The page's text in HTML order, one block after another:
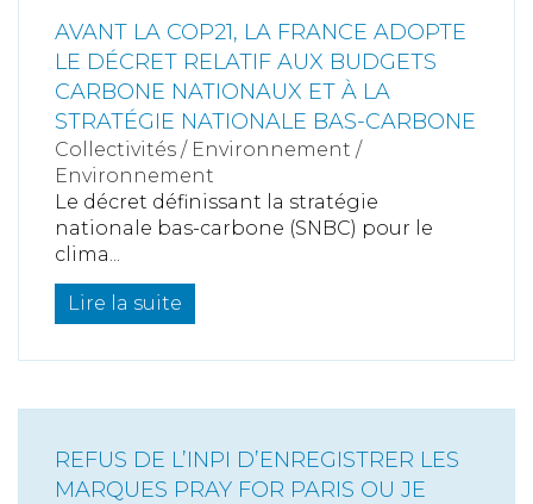
AVANT LA COP21, LA FRANCE ADOPTE
LE DÉCRET RELATIF AUX BUDGETS
CARBONE NATIONAUX ET À LA
STRATÉGIE NATIONALE BAS-CARBONE
Collectivités / Environnement /
Environnement
Le décret définissant la stratégie
nationale bas-carbone (SNBC) pour le
clima...
Lire la suite
REFUS DE L’INPI D’ENREGISTRER LES
MARQUES PRAY FOR PARIS OU JE